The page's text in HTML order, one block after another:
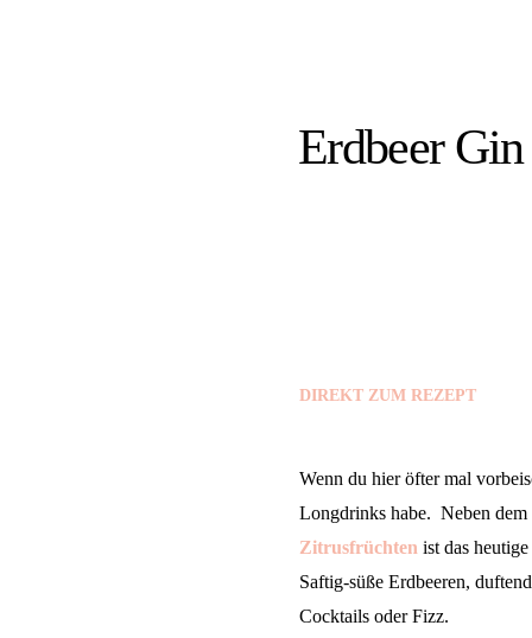
Erdbeer
DIREKT ZUM REZEPT
Wenn du hier öfter mal
Longdrinks habe. Neben dem
Zitrusfrüchten ist das
Saftig-süße Erdbeeren,
Cocktails oder Fizz.